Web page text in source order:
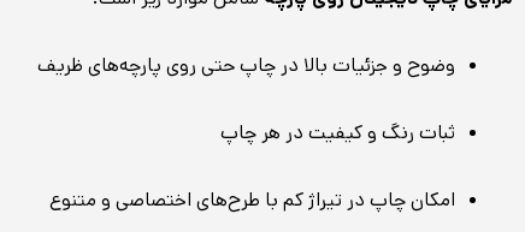
وضوح و جزئیات بالا در چاپ حتی روی پارچه‌های ظریف
ثبات رنگ و کیفیت در هر چاپ
امکان چاپ در تیراژ کم با طرح‌های اختصاصی و متنوع